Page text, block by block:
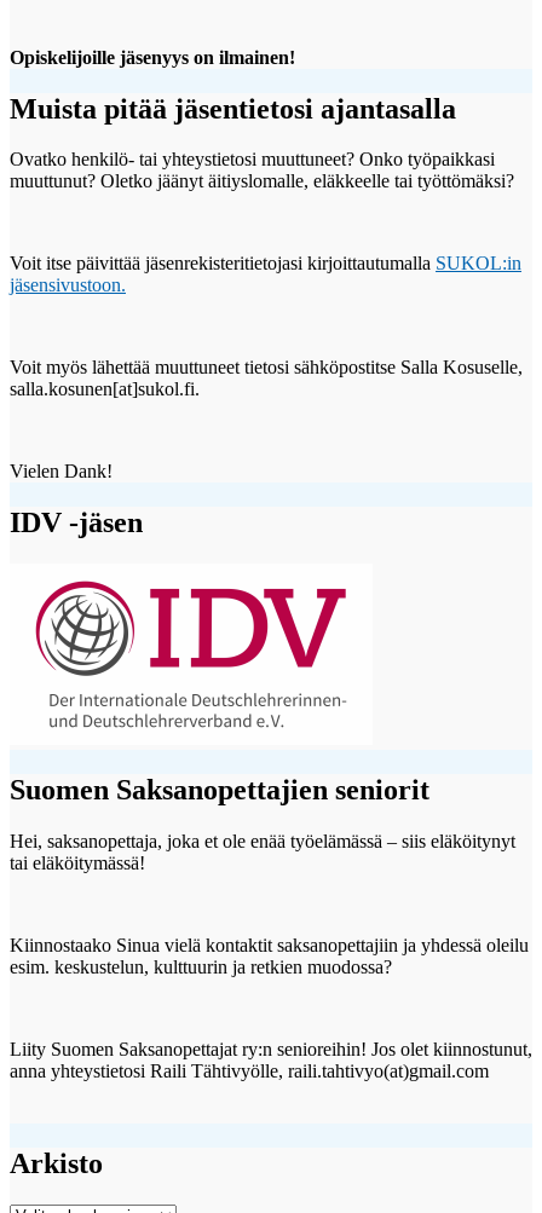
Opiskelijoille jäsenyys on ilmainen!
Muista pitää jäsentietosi ajantasalla
Ovatko henkilö- tai yhteystietosi muuttuneet? Onko työpaikkasi
muuttunut? Oletko jäänyt äitiyslomalle, eläkkeelle tai työttömäksi?
Voit itse päivittää jäsenrekisteritietojasi kirjoittautumalla SUKOL:in
jäsensivustoon.
Voit myös lähettää muuttuneet tietosi sähköpostitse Salla Kosuselle,
salla.kosunen[at]sukol.fi.
Vielen Dank!
IDV -jäsen
Suomen Saksanopettajien seniorit
Hei, saksanopettaja, joka et ole enää työelämässä – siis eläköitynyt
tai eläköitymässä!
Kiinnostaako Sinua vielä kontaktit saksanopettajiin ja yhdessä oleilu
esim. keskustelun, kulttuurin ja retkien muodossa?
Liity Suomen Saksanopettajat ry:n senioreihin! Jos olet kiinnostunut,
anna yhteystietosi Raili Tähtivyölle, raili.tahtivyo(at)gmail.com
Arkisto